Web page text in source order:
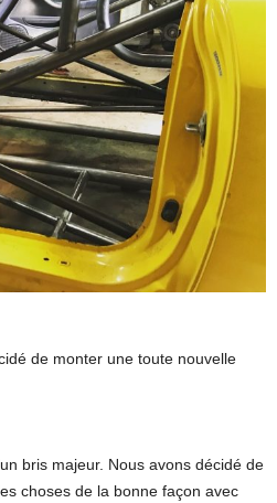
de monter une toute nouvelle
bris majeur. Nous avons décidé de
choses de la bonne façon avec